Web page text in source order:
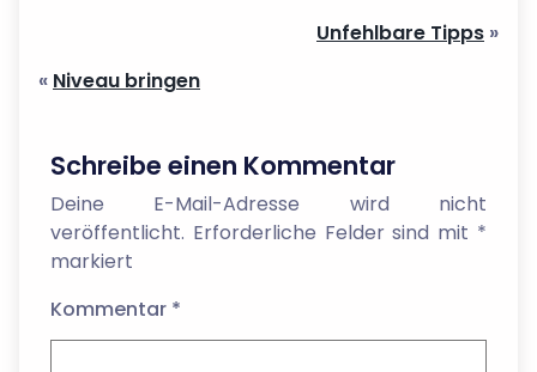
Unfehlbare Tipps »
« Niveau bringen
Schreibe einen Kommentar
Deine E-Mail-Adresse wird nicht
veröffentlicht. Erforderliche Felder sind mit *
markiert
Kommentar *